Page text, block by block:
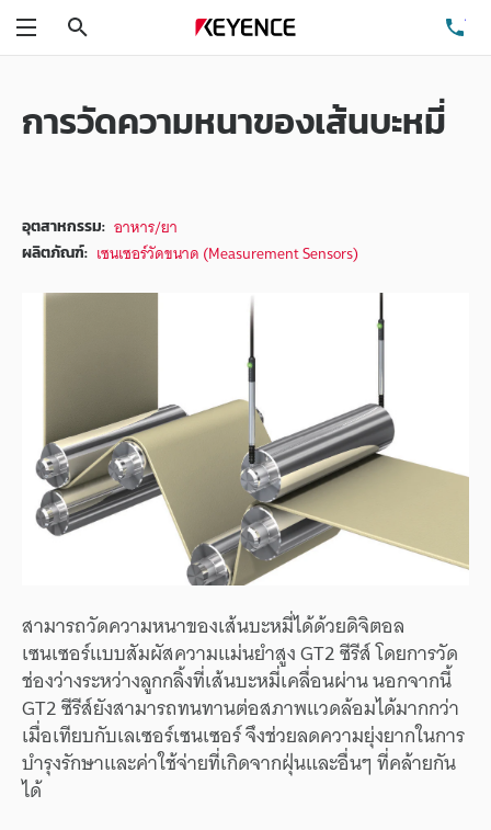
การวัดความหนาของเส้นบะหมี่
อุตสาหกรรม: อาหาร/ยา
ผลิตภัณฑ์: เซนเซอร์วัดขนาด (Measurement Sensors)
สามารถวัดความหนาของเส้นบะหมี่ได้ด้วยดิจิตอล
เซนเซอร์แบบสัมผัสความแม่นยำสูง GT2 ซีรีส์ โดยการวัด
ช่องว่างระหว่างลูกกลิ้งที่เส้นบะหมี่เคลื่อนผ่าน นอกจากนี้
GT2 ซีรีส์ยังสามารถทนทานต่อสภาพแวดล้อมได้มากกว่า
เมื่อเทียบกับเลเซอร์เซนเซอร์ จึงช่วยลดความยุ่งยากในการ
บำรุงรักษาและค่าใช้จ่ายที่เกิดจากฝุ่นและอื่นๆ ที่คล้ายกัน
ได้